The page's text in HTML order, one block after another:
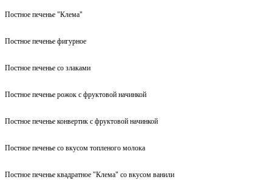
Постное печенье "Клема"
Постное печенье фигурное
Постное печенье со злаками
Постное печенье рожок с фруктовой начинкой
Постное печенье конвертик с фруктовой начинкой
Постное печенье со вкусом топленого молока
Постное печенье квадратное "Клема" со вкусом ванили